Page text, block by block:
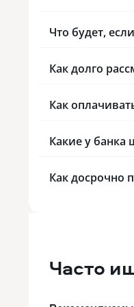
Что будет,
Как долго
Как
Какие у банка
Как досрочно
Часто